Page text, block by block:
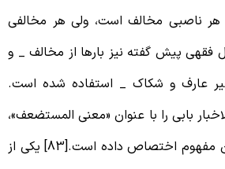
ناصبی مخالف است، ولی هر مخالفی
پیش گفته نیز بارها از مخالف _ و
عارف و شکاک _ استفاده شده است.
بابی را با عنوان «معنی المستضعف»،
به احادیث مربوط به این مفهوم اختصاص داده است.[83] یکی از